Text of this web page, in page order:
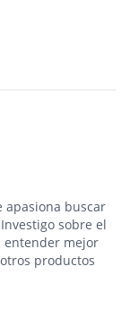
apasiona buscar
sobre el
entender mejor
productos